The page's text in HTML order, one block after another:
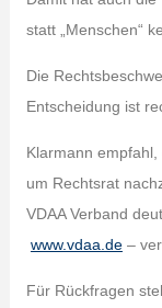
statt „Menschen“
Die
Entscheidung ist
Klarmann empfahl,
um Rechtsrat
VDAA Verband
www.vdaa.de–
Für Rückfragen